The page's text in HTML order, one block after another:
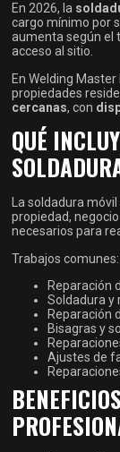
En 2026, la
cargo mínimo por
aumenta según el
acceso al sitio.
En Welding
propiedades
cercanas, con
QUÉ
La soldadura
propiedad,
necesarios para
Trabajos comunes:
Reparación
Soldadura y
Reparación
Bisagras y
Ajustes de